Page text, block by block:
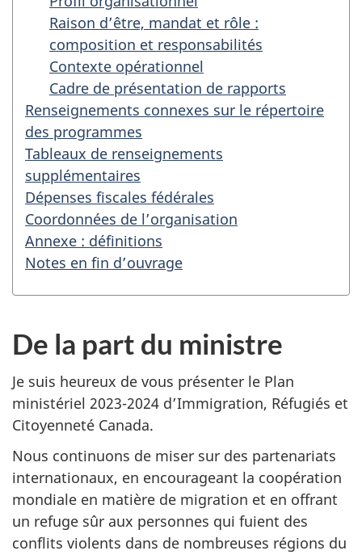
Raison d’être, mandat et rôle :
composition et responsabilités
Contexte opérationnel
Cadre de présentation de rapports
Renseignements connexes sur le répertoire
des programmes
Tableaux de renseignements
supplémentaires
Dépenses fiscales fédérales
Coordonnées de l’organisation
Annexe : définitions
Notes en fin d’ouvrage
De la part du ministre
Je suis heureux de vous présenter le Plan
ministériel 2023-2024 d’Immigration, Réfugiés et
Citoyenneté Canada.
Nous continuons de miser sur des partenariats
internationaux, en encourageant la coopération
mondiale en matière de migration et en offrant
un refuge sûr aux personnes qui fuient des
conflits violents dans de nombreuses régions du